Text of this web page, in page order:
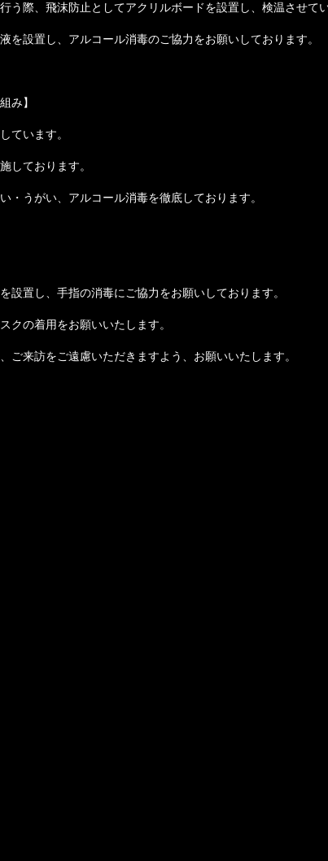
う際、飛沫防止としてアクリルボードを設置し、検温させて
を設置し、アルコール消毒のご協力をお願いしております。
み】
ています。
しております。
・うがい、アルコール消毒を徹底しております。
設置し、手指の消毒にご協力をお願いしております。
クの着用をお願いいたします。
ご来訪をご遠慮いただきますよう、お願いいたします。